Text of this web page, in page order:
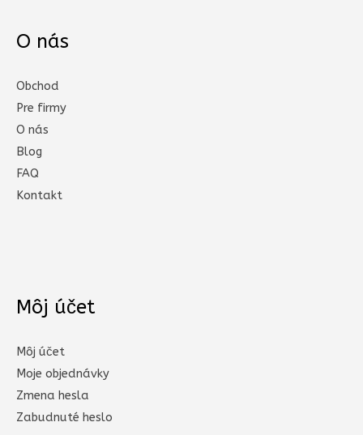
O nás
Obchod
Pre firmy
O nás
Blog
FAQ
Kontakt
Môj účet
Môj účet
Moje objednávky
Zmena hesla
Zabudnuté heslo